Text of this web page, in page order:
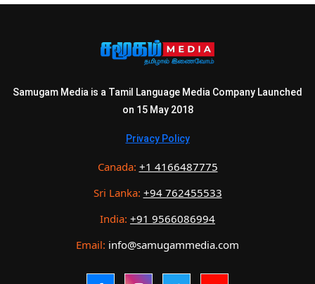
Samugam Media is a Tamil Language Media Company Launched
on 15 May 2018
Privacy Policy
Canada: +1 4166487775
Sri Lanka: +94 762455533
India: +91 9566086994
Email: info@samugammedia.com